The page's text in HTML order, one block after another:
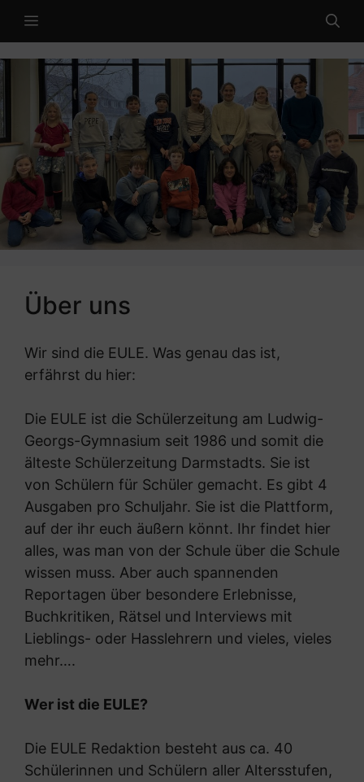
MENÜ
Über uns
Wir sind die EULE. Was genau das ist,
erfährst du hier:
Die EULE ist die Schülerzeitung am Ludwig-
Georgs-Gymnasium seit 1986 und somit die
älteste Schülerzeitung Darmstadts. Sie ist
von Schülern für Schüler gemacht. Es gibt 4
Ausgaben pro Schuljahr. Sie ist die Plattform,
auf der ihr euch äußern könnt. Ihr findet hier
alles, was man von der Schule über die Schule
wissen muss. Aber auch spannenden
Reportagen über besondere Erlebnisse,
Buchkritiken, Rätsel und Interviews mit
Lieblings- oder Hasslehrern und vieles, vieles
mehr….
Wer ist die EULE?
Die EULE Redaktion besteht aus ca. 40
Schülerinnen und Schülern aller Altersstufen,